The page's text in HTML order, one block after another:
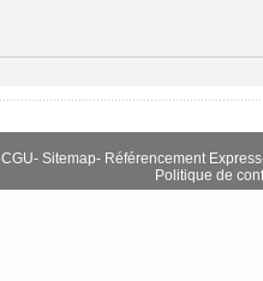
CGU- Sitemap- Référencement Express
Politique de